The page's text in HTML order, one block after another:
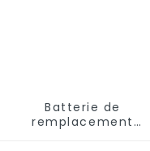
Batterie de
remplacement